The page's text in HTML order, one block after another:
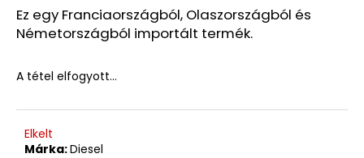
Ez egy Franciaországból, Olaszországból és
Németországból importált termék.
A tétel elfogyott…
Elkelt
Márka:Diesel